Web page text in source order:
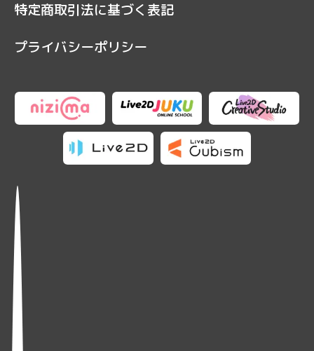
特定商取引法に基づく表記
プライバシーポリシー